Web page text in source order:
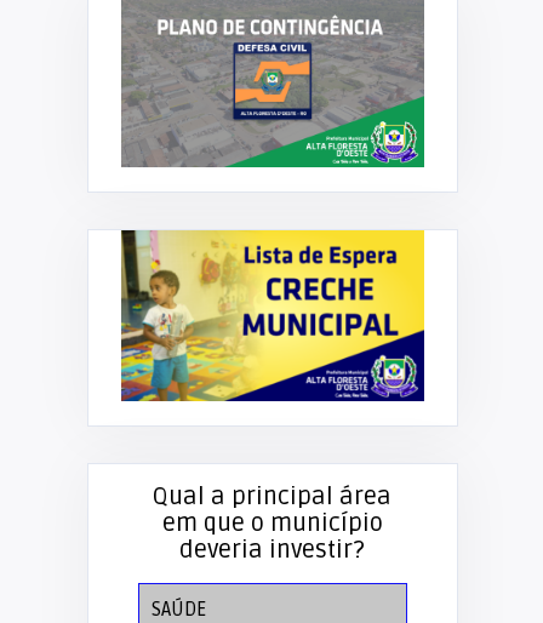
Qual a principal área
em que o município
deveria investir?
SAÚDE